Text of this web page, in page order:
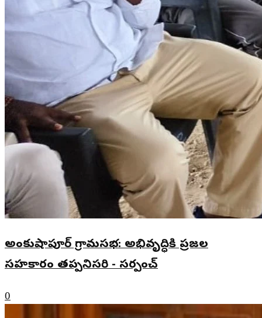
అంకుషాపూర్ గ్రామసభ: అభివృద్ధికి ప్రజల
సహకారం తప్పనిసరి - సర్పంచ్
0